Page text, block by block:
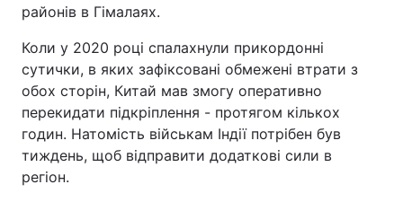
районів в Гімалаях.
Коли у 2020 році спалахнули прикордонні
сутички, в яких зафіксовані обмежені втрати з
обох сторін, Китай мав змогу оперативно
перекидати підкріплення - протягом кількох
годин. Натомість військам Індії потрібен був
тиждень, щоб відправити додаткові сили в
регіон.